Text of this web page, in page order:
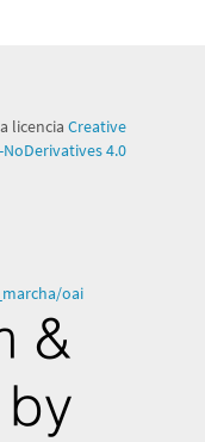
licencia Creative
4.0
oai